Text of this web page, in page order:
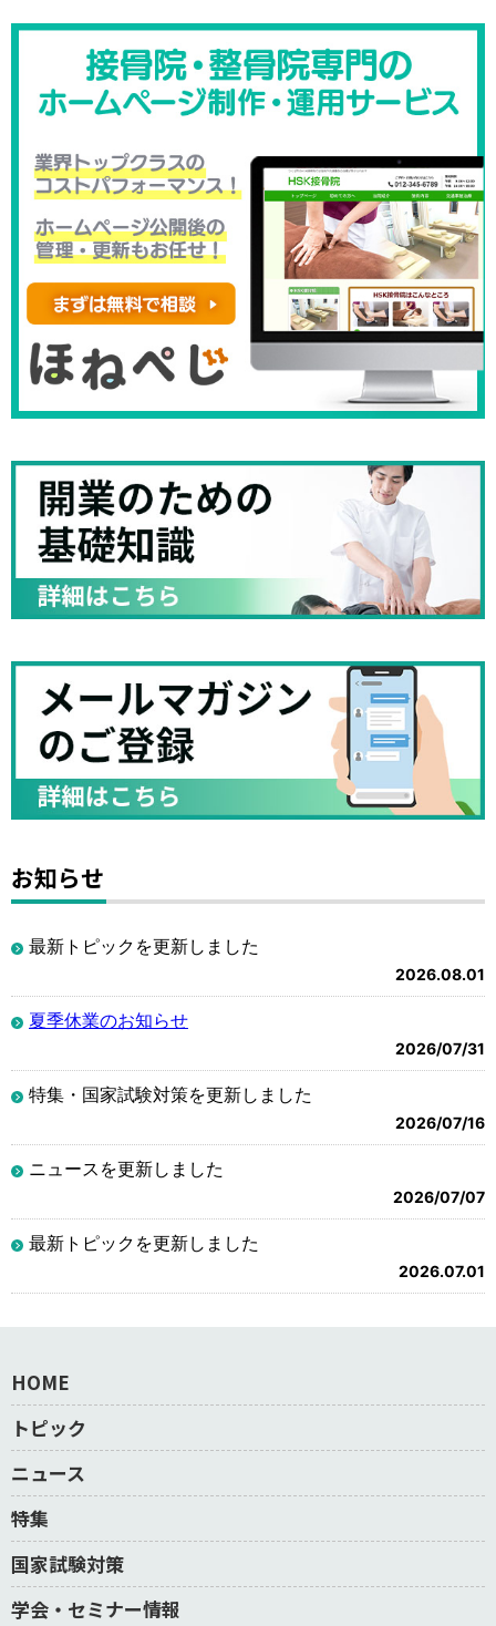
お知らせ
最新トピックを更新しました
2026.08.01
夏季休業のお知らせ
2026/07/31
特集・国家試験対策を更新しました
2026/07/16
ニュースを更新しました
2026/07/07
最新トピックを更新しました
2026.07.01
HOME
トピック
ニュース
特集
国家試験対策
学会・セミナー情報